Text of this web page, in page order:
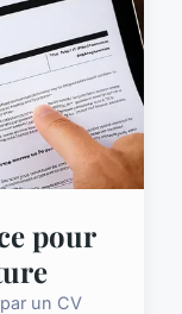
pour
un CV